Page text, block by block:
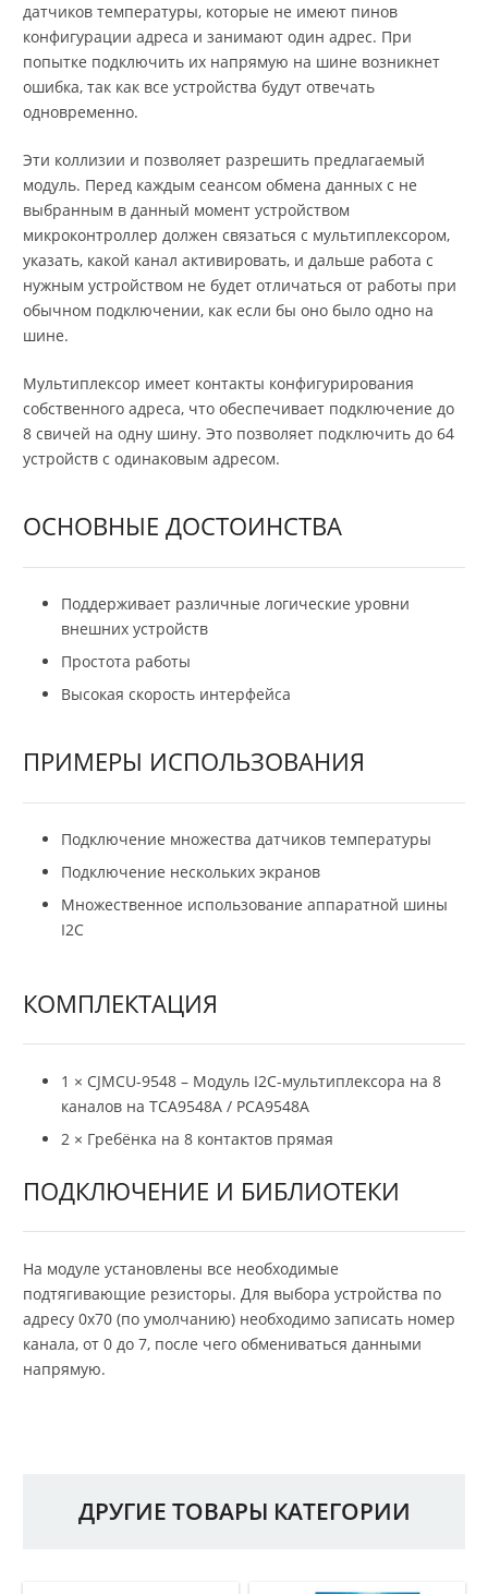
датчиков температуры, которые не имеют пинов
конфигурации адреса и занимают один адрес. При
попытке подключить их напрямую на шине возникнет
ошибка, так как все устройства будут отвечать
одновременно.
Эти коллизии и позволяет разрешить предлагаемый
модуль. Перед каждым сеансом обмена данных с не
выбранным в данный момент устройством
микроконтроллер должен связаться с мультиплексором,
указать, какой канал активировать, и дальше работа с
нужным устройством не будет отличаться от работы при
обычном подключении, как если бы оно было одно на
шине.
Мультиплексор имеет контакты конфигурирования
собственного адреса, что обеспечивает подключение до
8 свичей на одну шину. Это позволяет подключить до 64
устройств с одинаковым адресом.
ОСНОВНЫЕ ДОСТОИНСТВА
Поддерживает различные логические уровни
внешних устройств
Простота работы
Высокая скорость интерфейса
ПРИМЕРЫ ИСПОЛЬЗОВАНИЯ
Подключение множества датчиков температуры
Подключение нескольких экранов
Множественное использование аппаратной шины
I2C
КОМПЛЕКТАЦИЯ
1 × CJMCU-9548 – Модуль I2C-мультиплексора на 8
каналов на TCA9548A / PCA9548A
2 × Гребёнка на 8 контактов прямая
ПОДКЛЮЧЕНИЕ И БИБЛИОТЕКИ
На модуле установлены все необходимые
подтягивающие резисторы. Для выбора устройства по
адресу 0x70 (по умолчанию) необходимо записать номер
канала, от 0 до 7, после чего обмениваться данными
напрямую.
ДРУГИЕ ТОВАРЫ КАТЕГОРИИ